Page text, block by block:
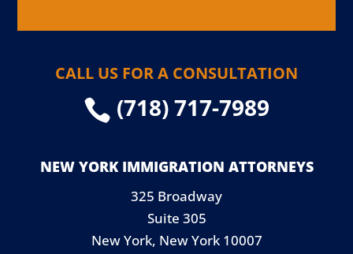
CALL US FOR A CONSULTATION
 (718) 717-7989
NEW YORK IMMIGRATION ATTORNEYS
325 Broadway
Suite 305
New York, New York 10007